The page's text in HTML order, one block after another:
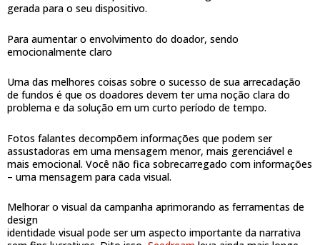
gerada para o seu dispositivo.
Para aumentar o envolvimento do doador, sendo
emocionalmente claro
Uma das melhores coisas sobre o sucesso de sua arrecadação
de fundos é que os doadores devem ter uma noção clara do
problema e da solução em um curto período de tempo.
Fotos falantes decompõem informações que podem ser
assustadoras em uma mensagem menor, mais gerenciável e
mais emocional. Você não fica sobrecarregado com informações
– uma mensagem para cada visual.
Melhorar o visual da campanha aprimorando as ferramentas de
design
identidade visual pode ser um aspecto importante da narrativa